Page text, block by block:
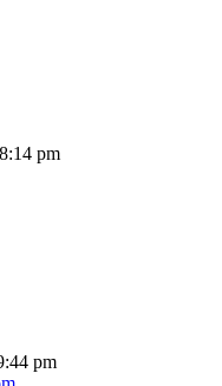
pm
pm